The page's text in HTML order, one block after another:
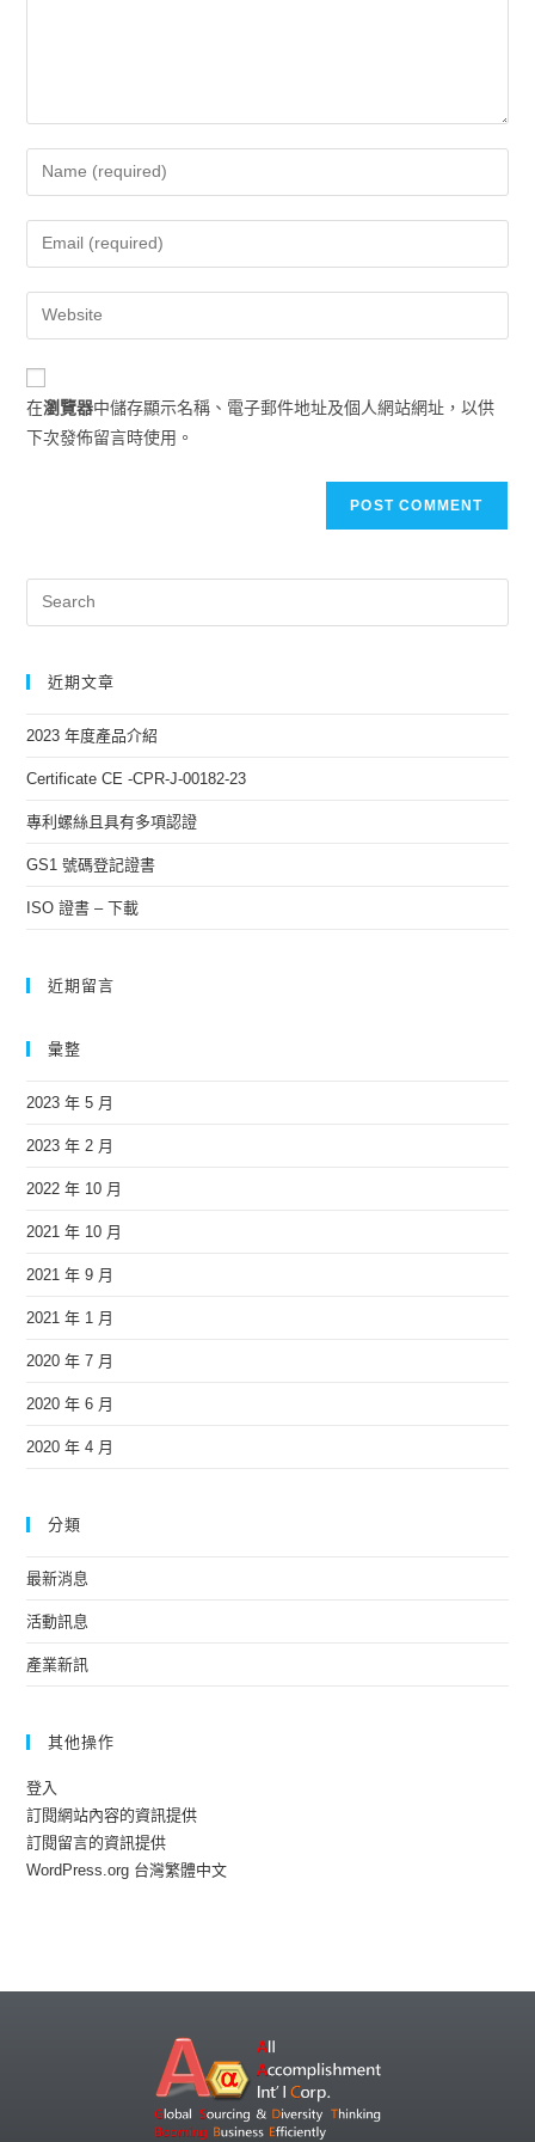
在瀏覽器中儲存顯示名稱、電子郵件地址及個人網站網址，以供
下次發佈留言時使用。
近期文章
2023 年度產品介紹
Certificate CE -CPR-J-00182-23
專利螺絲且具有多項認證
GS1 號碼登記證書
ISO 證書 – 下載
近期留言
彙整
2023 年 5 月
2023 年 2 月
2022 年 10 月
2021 年 10 月
2021 年 9 月
2021 年 1 月
2020 年 7 月
2020 年 6 月
2020 年 4 月
分類
最新消息
活動訊息
產業新訊
其他操作
登入
訂閱網站內容的資訊提供
訂閱留言的資訊提供
WordPress.org 台灣繁體中文